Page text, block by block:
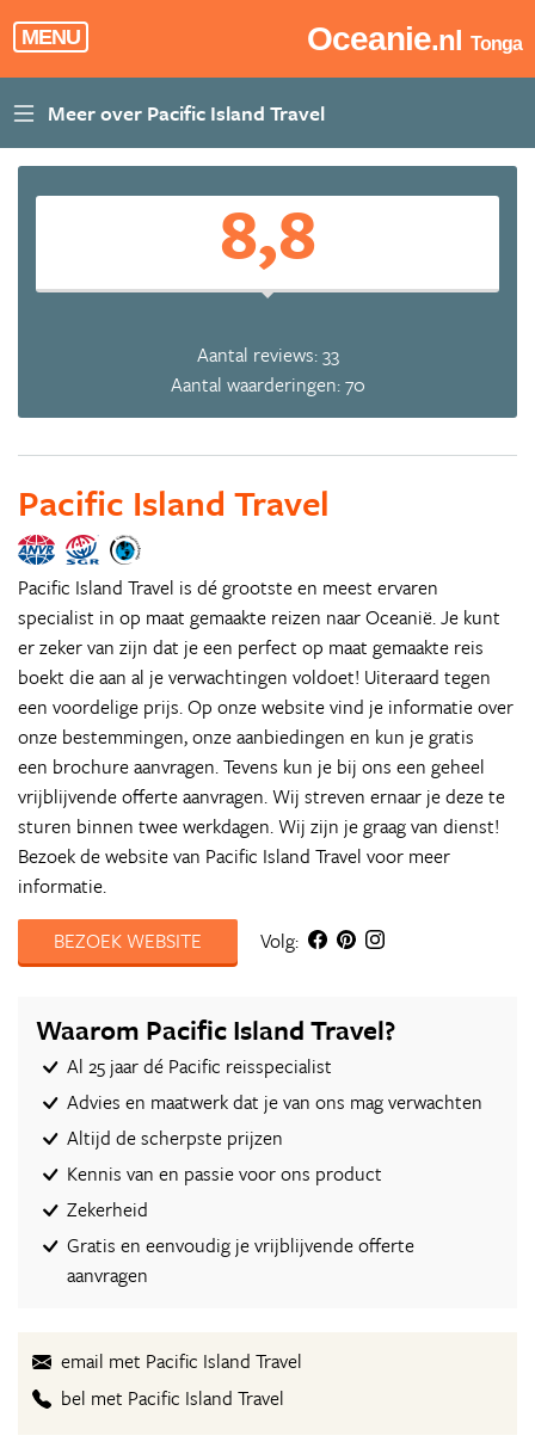
MENU Oceanie.nl Tonga
8,8
Aantal reviews: 33
Aantal waarderingen: 70
Pacific Island Travel
Pacific Island Travel is dé grootste en meest ervaren
specialist in op maat gemaakte reizen naar Oceanië. Je kunt
er zeker van zijn dat je een perfect op maat gemaakte reis
boekt die aan al je verwachtingen voldoet! Uiteraard tegen
een voordelige prijs. Op onze website vind je informatie over
onze bestemmingen, onze aanbiedingen en kun je gratis
een brochure aanvragen. Tevens kun je bij ons een geheel
vrijblijvende offerte aanvragen. Wij streven ernaar je deze te
sturen binnen twee werkdagen. Wij zijn je graag van dienst!
Bezoek de website van Pacific Island Travel voor meer
informatie.
BEZOEK WEBSITE
Volg:
Waarom Pacific Island Travel?
Al 25 jaar dé Pacific reisspecialist
Advies en maatwerk dat je van ons mag verwachten
Altijd de scherpste prijzen
Kennis van en passie voor ons product
Zekerheid
Gratis en eenvoudig je vrijblijvende offerte
aanvragen
email met Pacific Island Travel
bel met Pacific Island Travel